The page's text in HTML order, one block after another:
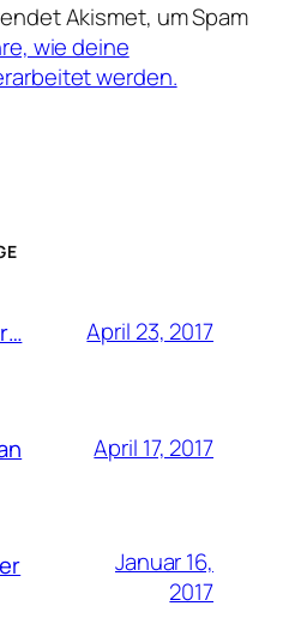
Akismet, um Spam
wie deine
werden.
April 23, 2017
April 17, 2017
Januar 16,
2017